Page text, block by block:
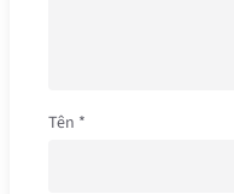
Tên *